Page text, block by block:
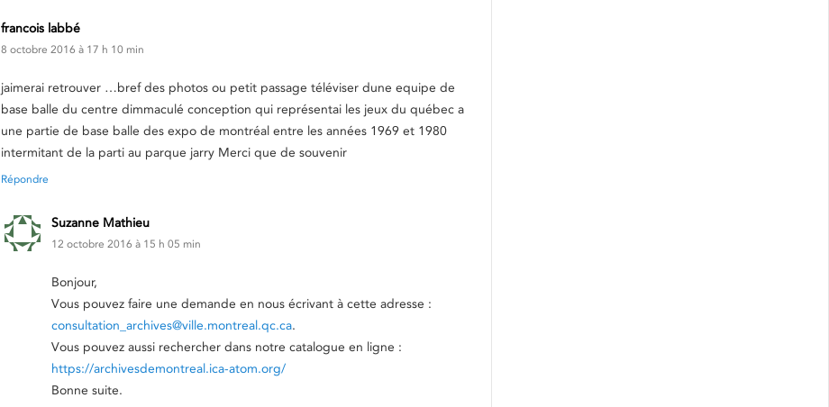
francois labbé
8 octobre 2016 à 17 h 10 min
jaimerai retrouver …bref des photos ou petit passage téléviser dune equipe de
base balle du centre dimmaculé conception qui représentai les jeux du québec a
une partie de base balle des expo de montréal entre les années 1969 et 1980
intermitant de la parti au parque jarry Merci que de souvenir
Répondre
Suzanne Mathieu
12 octobre 2016 à 15 h 05 min
Bonjour,
Vous pouvez faire une demande en nous écrivant à cette adresse :
consultation_archives@ville.montreal.qc.ca.
Vous pouvez aussi rechercher dans notre catalogue en ligne :
https://archivesdemontreal.ica-atom.org/
Bonne suite.